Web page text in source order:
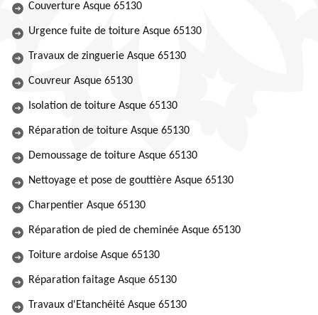
Couverture Asque 65130
Urgence fuite de toiture Asque 65130
Travaux de zinguerie Asque 65130
Couvreur Asque 65130
Isolation de toiture Asque 65130
Réparation de toiture Asque 65130
Demoussage de toiture Asque 65130
Nettoyage et pose de gouttière Asque 65130
Charpentier Asque 65130
Réparation de pied de cheminée Asque 65130
Toiture ardoise Asque 65130
Réparation faitage Asque 65130
Travaux d'Etanchéité Asque 65130